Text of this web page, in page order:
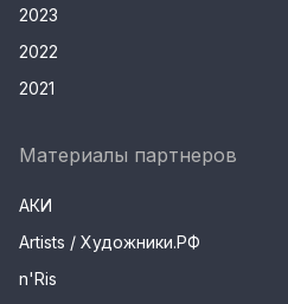
2023
2022
2021
Материалы партнеров
АКИ
Artists / Художники.РФ
n'Ris